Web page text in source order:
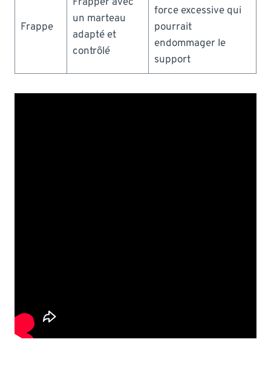
Frappe
un marteau
adapté et
contrôlé
force excessive qui
pourrait
endommager le
support